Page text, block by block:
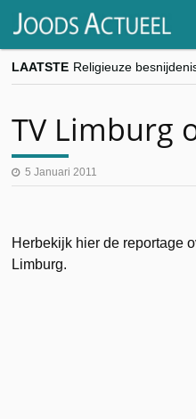
LAATSTE
TV Limburg
5 Januari 2011
Herbekijk hier de reportage
Limburg.